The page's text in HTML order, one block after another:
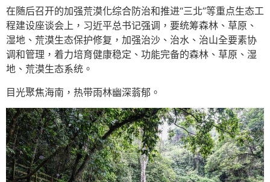
在随后召开的加强荒漠化综合防治和推进“三北”等重点生态工
程建设座谈会上，习近平总书记强调，要统筹森林、草原、
湿地、荒漠生态保护修复，加强治沙、治水、治山全要素协
调和管理，着力培育健康稳定、功能完备的森林、草原、湿
地、荒漠生态系统。
目光聚焦海南，热带雨林幽深蓊郁。